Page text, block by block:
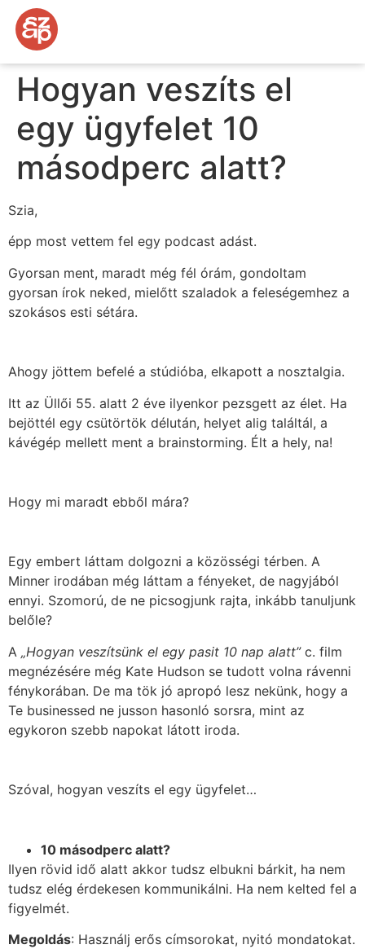
Hogyan veszíts el
egy ügyfelet 10
másodperc alatt?
Szia,
épp most vettem fel egy podcast adást.
Gyorsan ment, maradt még fél órám, gondoltam
gyorsan írok neked, mielőtt szaladok a feleségemhez a
szokásos esti sétára.
Ahogy jöttem befelé a stúdióba, elkapott a nosztalgia.
Itt az Üllői 55. alatt 2 éve ilyenkor pezsgett az élet. Ha
bejöttél egy csütörtök délután, helyet alig találtál, a
kávégép mellett ment a brainstorming. Élt a hely, na!
Hogy mi maradt ebből mára?
Egy embert láttam dolgozni a közösségi térben. A
Minner irodában még láttam a fényeket, de nagyjából
ennyi. Szomorú, de ne picsogjunk rajta, inkább tanuljunk
belőle?
A „Hogyan veszítsünk el egy pasit 10 nap alatt”c. film
megnézésére még Kate Hudson se tudott volna rávenni
fénykorában. De ma tök jó apropó lesz nekünk, hogy a
Te businessed ne jusson hasonló sorsra, mint az
egykoron szebb napokat látott iroda.
Szóval, hogyan veszíts el egy ügyfelet…
10 másodperc alatt?
Ilyen rövid idő alatt akkor tudsz elbukni bárkit, ha nem
tudsz elég érdekesen kommunikálni. Ha nem kelted fel a
figyelmét.
Megoldás: Használj erős címsorokat, nyitó mondatokat.